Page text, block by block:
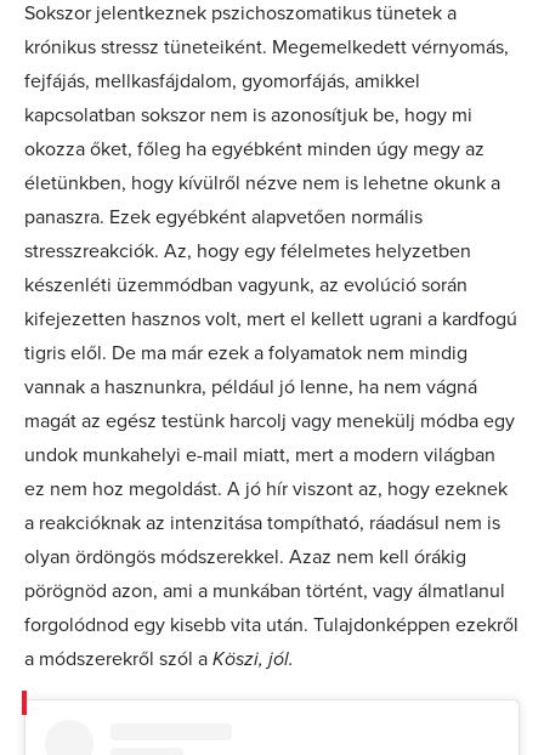
Sokszor jelentkeznek pszichoszomatikus tünetek a
krónikus stressz tüneteiként. Megemelkedett vérnyomás,
fejfájás, mellkasfájdalom, gyomorfájás, amikkel
kapcsolatban sokszor nem is azonosítjuk be, hogy mi
okozza őket, főleg ha egyébként minden úgy megy az
életünkben, hogy kívülről nézve nem is lehetne okunk a
panaszra. Ezek egyébként alapvetően normális
stresszreakciók. Az, hogy egy félelmetes helyzetben
készenléti üzemmódban vagyunk, az evolúció során
kifejezetten hasznos volt, mert el kellett ugrani a kardfogú
tigris elől. De ma már ezek a folyamatok nem mindig
vannak a hasznunkra, például jó lenne, ha nem vágná
magát az egész testünk harcolj vagy menekülj módba egy
undok munkahelyi e-mail miatt, mert a modern világban
ez nem hoz megoldást. A jó hír viszont az, hogy ezeknek
a reakcióknak az intenzitása tompítható, ráadásul nem is
olyan ördöngös módszerekkel. Azaz nem kell órákig
pörögnöd azon, ami a munkában történt, vagy álmatlanul
forgolódnod egy kisebb vita után. Tulajdonképpen ezekről
a módszerekről szól a Köszi, jól.